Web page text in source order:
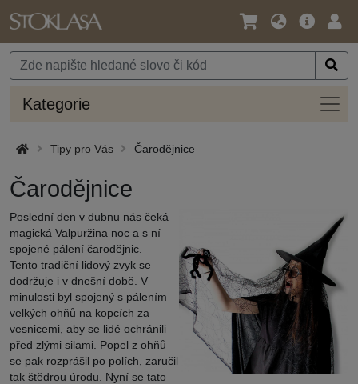
Jazyk
Měna
Hlavní
Kategorie
Tipy pro Vás Čarodějnice
Čarodějnice
Poslední den v dubnu nás čeká
magická Valpuržina noc a s ní
spojené pálení čarodějnic.
Tento tradiční lidový zvyk se
dodržuje i v dnešní době. V
minulosti byl spojený s pálením
velkých ohňů na kopcích za
vesnicemi, aby se lidé ochránili
před zlými silami. Popel z ohňů
se pak rozprášil po polích, zaručil
tak štědrou úrodu. Nyní se tato